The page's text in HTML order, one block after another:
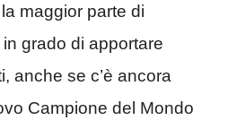
maggior parte di
grado di apportare
anche se c’è ancora
Campione del Mondo